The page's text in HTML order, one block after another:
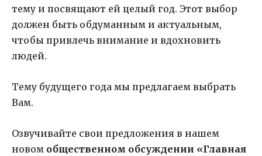
тему и посвящают ей целый год. Этот выбор
должен быть обдуманным и актуальным,
чтобы привлечь внимание и вдохновить
людей.
Тему будущего года мы предлагаем выбрать
Вам.
Озвучивайте свои предложения в нашем
новом общественном обсуждении «Главная